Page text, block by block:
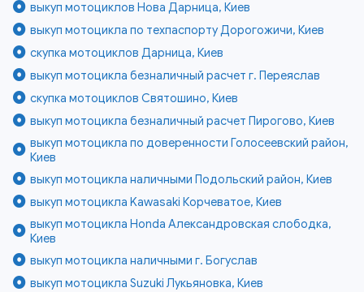
выкуп мотоциклов Нова Дарница, Киев
выкуп мотоцикла по техпаспорту Дорогожичи, Киев
скупка мотоциклов Дарница, Киев
выкуп мотоцикла безналичный расчет г. Переяслав
скупка мотоциклов Святошино, Киев
выкуп мотоцикла безналичный расчет Пирогово, Киев
выкуп мотоцикла по доверенности Голосеевский район,
Киев
выкуп мотоцикла наличными Подольский район, Киев
выкуп мотоцикла Kawasaki Корчеватое, Киев
выкуп мотоцикла Honda Александровская слободка,
Киев
выкуп мотоцикла наличными г. Богуслав
выкуп мотоцикла Suzuki Лукьяновка, Киев